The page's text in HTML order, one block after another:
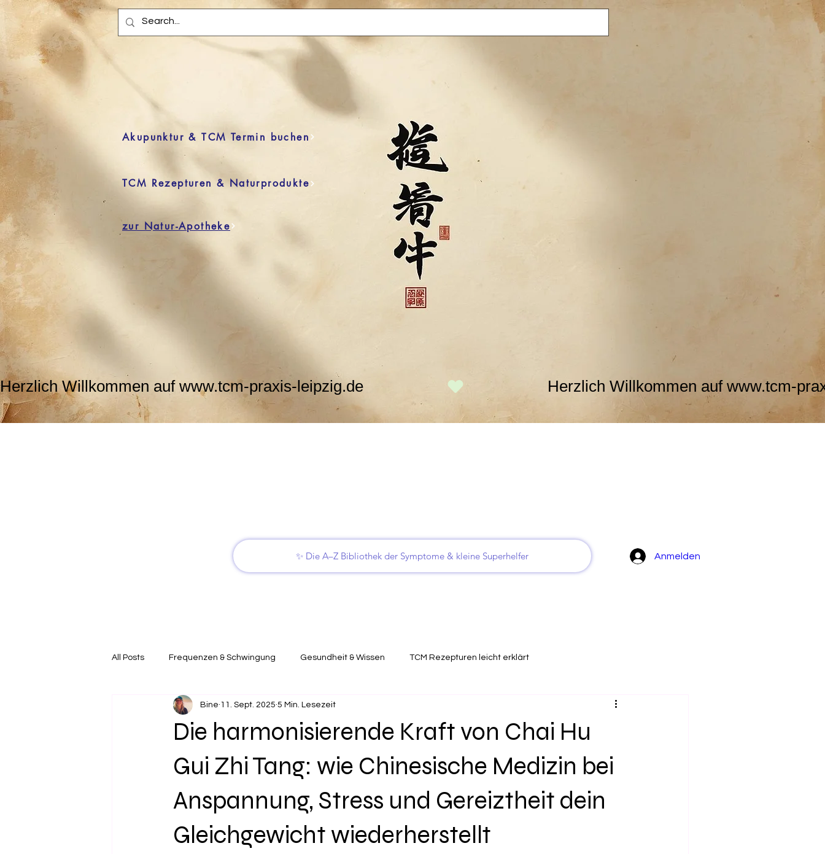
Akupunktur & TCM Termin buchen
TCM Rezepturen & Naturprodukte
zur Natur-Apotheke
Herzlich Willkommen auf www.tcm-praxis-leipzig.de
✨ Die A–Z Bibliothek der Symptome & kleine Superhelfer Anmelden
All Posts Frequenzen & Schwingung Gesundheit & Wissen TCM Rezepturen leicht erklärt
Die harmonisierende Kraft von Chai Hu
Gui Zhi Tang: wie Chinesische Medizin bei
Anspannung, Stress und Gereiztheit dein
Gleichgewicht wiederherstellt
Bine 11. Sept. 2025 5 Min. Lesezeit